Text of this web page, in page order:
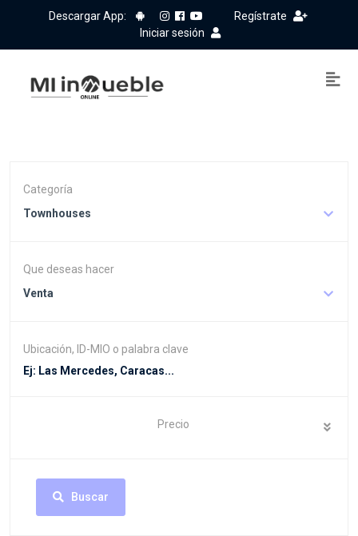
Descargar App:
Regístrate
Iniciar sesión
Categoría
Townhouses
Que deseas hacer
Venta
Ubicación, ID-MIO o palabra clave
Precio
Buscar